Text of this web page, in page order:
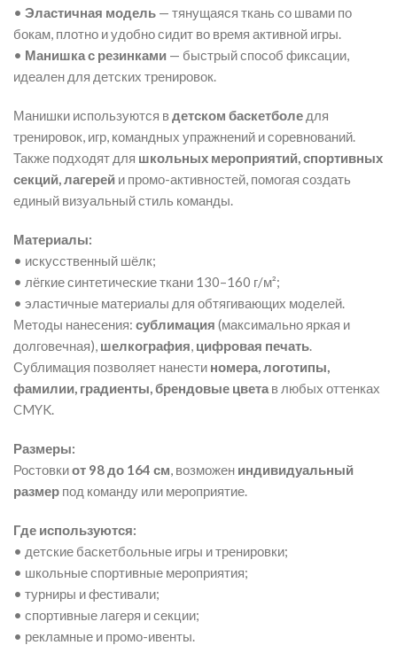
• Эластичная модель — тянущаяся ткань со швами по
бокам, плотно и удобно сидит во время активной игры.
• Манишка с резинками — быстрый способ фиксации,
идеален для детских тренировок.
Манишки используются вдетском баскетболе для
тренировок, игр, командных упражнений и соревнований.
Также подходят для школьных мероприятий, спортивных
секций, лагерей и промо-активностей, помогая создать
единый визуальный стиль команды.
Материалы:
• искусственный шёлк;
• лёгкие синтетические ткани 130–160 г/м²;
• эластичные материалы для обтягивающих моделей.
Методы нанесения: сублимация (максимально яркая и
долговечная), шелкография, цифровая печать.
Сублимация позволяет нанести номера, логотипы,
фамилии, градиенты, брендовые цвета в любых оттенках
CMYK.
Размеры:
Ростовкиот 98 до 164 см, возможен индивидуальный
размер под команду или мероприятие.
Где используются:
• детские баскетбольные игры и тренировки;
• школьные спортивные мероприятия;
• турниры и фестивали;
• спортивные лагеря и секции;
• рекламные и промо-ивенты.